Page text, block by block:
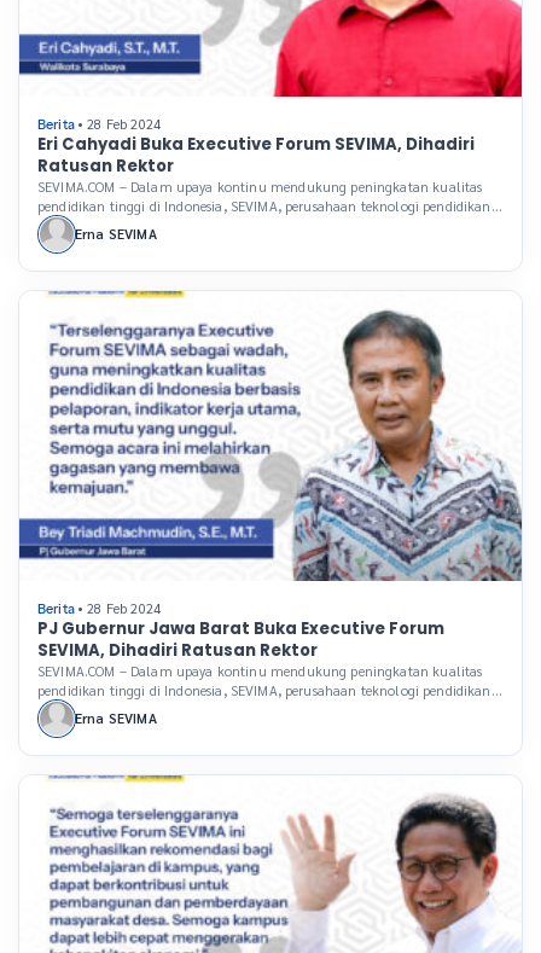
Berita • 28 Feb 2024
Eri Cahyadi Buka Executive Forum SEVIMA, Dihadiri
Ratusan Rektor
SEVIMA.COM – Dalam upaya kontinu mendukung peningkatan kualitas
pendidikan tinggi di Indonesia, SEVIMA, perusahaan teknologi pendidikan
(Edutech) terkemuka, rutin menggelar Executive Forum, sebuah acara
tahunan yang telah menjadi ajang penting bagi para pemimpin perguruan
Erna SEVIMA
Berita • 28 Feb 2024
PJ Gubernur Jawa Barat Buka Executive Forum
SEVIMA, Dihadiri Ratusan Rektor
SEVIMA.COM – Dalam upaya kontinu mendukung peningkatan kualitas
pendidikan tinggi di Indonesia, SEVIMA, perusahaan teknologi pendidikan
(Edutech) terkemuka, rutin menggelar Executive Forum, sebuah acara
tahunan yang telah menjadi ajang penting bagi para pemimpin perguruan
Erna SEVIMA